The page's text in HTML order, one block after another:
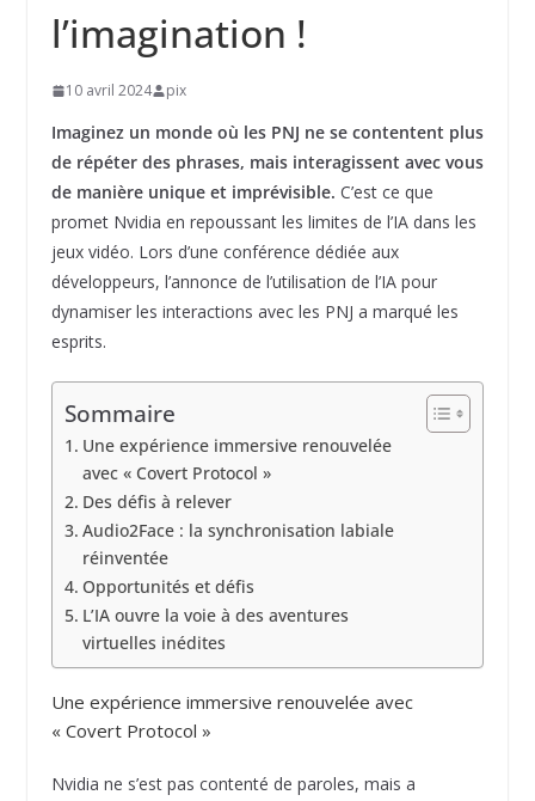
l’imagination !
10 avril 2024 pix
Imaginez un monde où les PNJ ne se contentent plus
de répéter des phrases, mais interagissent avec vous
de manière unique et imprévisible. C’est ce que
promet Nvidia en repoussant les limites de l’IA dans les
jeux vidéo. Lors d’une conférence dédiée aux
développeurs, l’annonce de l’utilisation de l’IA pour
dynamiser les interactions avec les PNJ a marqué les
esprits.
Sommaire
Une expérience immersive renouvelée
avec « Covert Protocol »
Des défis à relever
Audio2Face : la synchronisation labiale
réinventée
Opportunités et défis
L’IA ouvre la voie à des aventures
virtuelles inédites
Une expérience immersive renouvelée avec
« Covert Protocol »
Nvidia ne s’est pas contenté de paroles, mais a